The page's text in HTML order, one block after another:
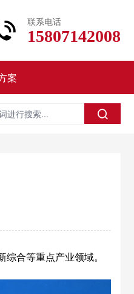
联系电话
15807142008
案
合等重点产业领域。